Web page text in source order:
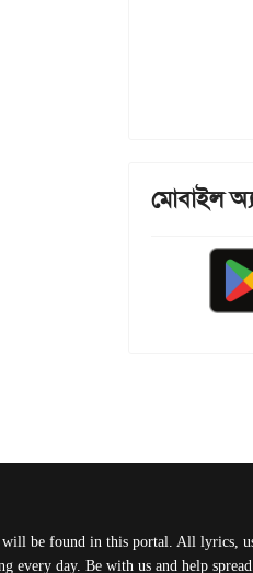
মোবাইল
be found in this portal. All lyrics,
every day. Be with us and help